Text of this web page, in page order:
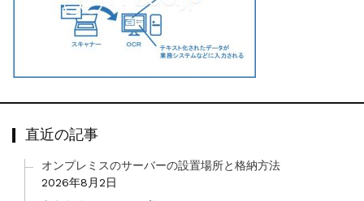
直近の記事
オンプレミスのサーバーの設置場所と格納方法
2026年8月2日